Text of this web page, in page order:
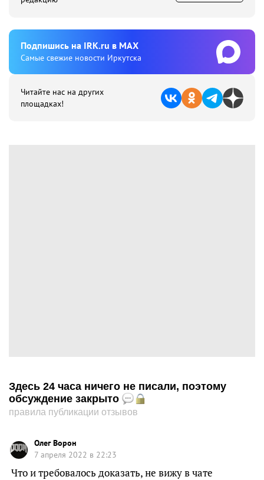
Подпишиcь на IRK.ru в MAX
Cамые свежие новости Иркутска
Читайте нас на других
площадках!
Здесь 24 часа ничего не писали, поэтому
обсуждение закрыто
правила публикации отзывов
Олег Ворон
7 апреля 2022 в 22:23
Что и требовалось доказать, не вижу в чате